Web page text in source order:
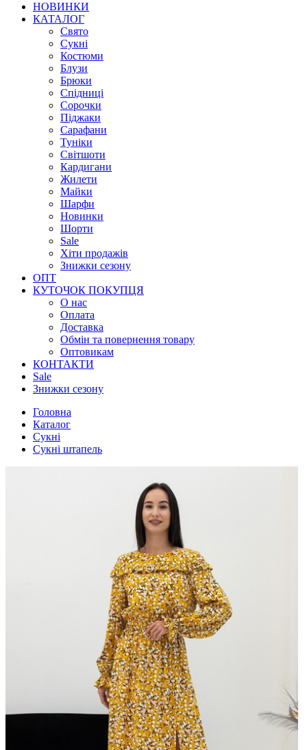
НОВИНКИ
КАТАЛОГ
Свято
Сукні
Костюми
Блузи
Брюки
Спідниці
Сорочки
Піджаки
Сарафани
Туніки
Світшоти
Кардигани
Жилети
Майки
Шарфи
Новинки
Шорти
Sale
Хіти продажів
Знижки сезону
ОПТ
КУТОЧОК ПОКУПЦЯ
О нас
Оплата
Доставка
Обмін та повернення товару
Оптовикам
КОНТАКТИ
Sale
Знижки сезону
Головна
Каталог
Сукні
Сукні штапель